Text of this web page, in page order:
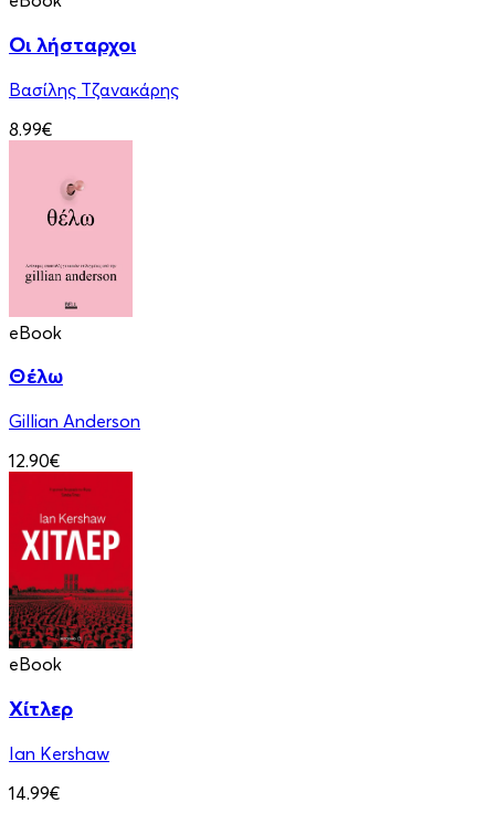
Οι λήσταρχοι
Βασίλης Τζανακάρης
8.99€
eBook
Θέλω
Gillian Anderson
12.90€
eBook
Χίτλερ
Ian Kershaw
14.99€